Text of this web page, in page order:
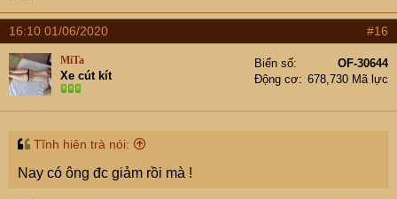
16:10 01/06/2020 #16
MiTa
Xe cút kít
Biển số
OF-30644
Động cơ
678,730 Mã lực
Tĩnh hiên trà nói:
Nay có ông đc giảm rồi mà !